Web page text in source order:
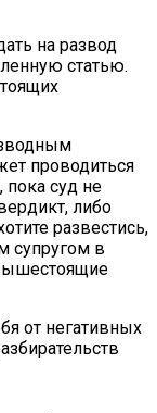
на развод
статью.
проводиться
пока суд не
либо
развестись,
супругом в
от негативных